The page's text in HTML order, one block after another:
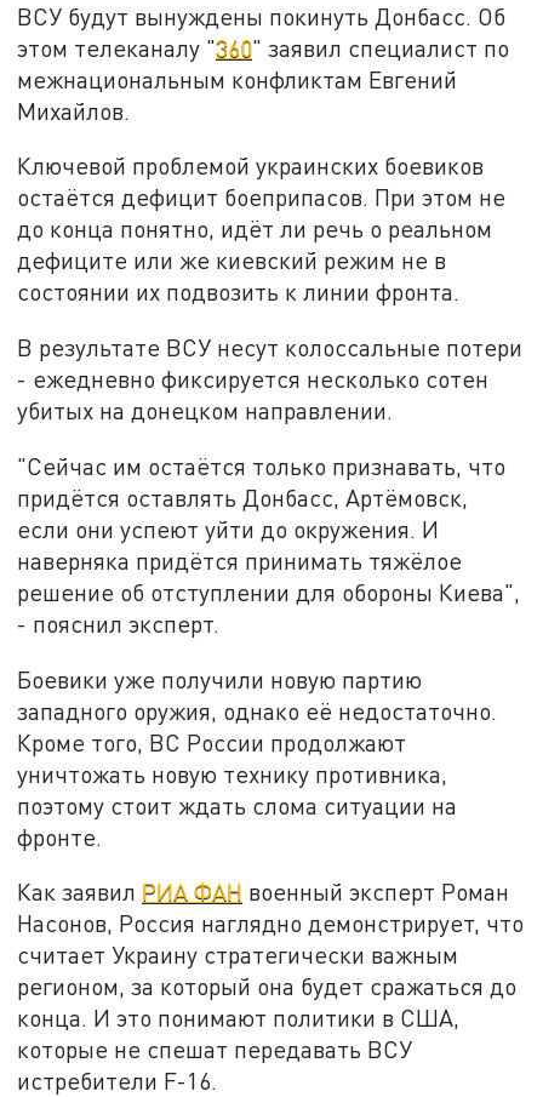
ВСУ будут вынуждены покинуть Донбасс. Об
этом телеканалу "360" заявил специалист по
межнациональным конфликтам Евгений
Михайлов.
Ключевой проблемой украинских боевиков
остаётся дефицит боеприпасов. При этом не
до конца понятно, идёт ли речь о реальном
дефиците или же киевский режим не в
состоянии их подвозить к линии фронта.
В результате ВСУ несут колоссальные потери
- ежедневно фиксируется несколько сотен
убитых на донецком направлении.
"Сейчас им остаётся только признавать, что
придётся оставлять Донбасс, Артёмовск,
если они успеют уйти до окружения. И
наверняка придётся принимать тяжёлое
решение об отступлении для обороны Киева",
- пояснил эксперт.
Боевики уже получили новую партию
западного оружия, однако её недостаточно.
Кроме того, ВС России продолжают
уничтожать новую технику противника,
поэтому стоит ждать слома ситуации на
фронте.
Как заявил РИА ФАН военный эксперт Роман
Насонов, Россия наглядно демонстрирует, что
считает Украину стратегически важным
регионом, за который она будет сражаться до
конца. И это понимают политики в США,
которые не спешат передавать ВСУ
истребители F-16.